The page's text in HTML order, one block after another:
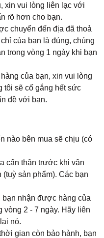
xin vui lòng liên lạc với
rõ hơn cho bạn.
chuyển đến địa đã thoả
của bạn là đúng, chúng
trong vòng 1 ngày khi bạn
của bạn, xin vui lòng
tôi sẽ cố gắng hết sức
đề với bạn.
nào bên mua sẽ chịu (có
cẩn thận trước khi vận
sản phẩm). Các bạn
bạn nhận được hàng của
vòng 2 - 7 ngày. Hãy liên
nó.
gian còn bảo hành, bạn